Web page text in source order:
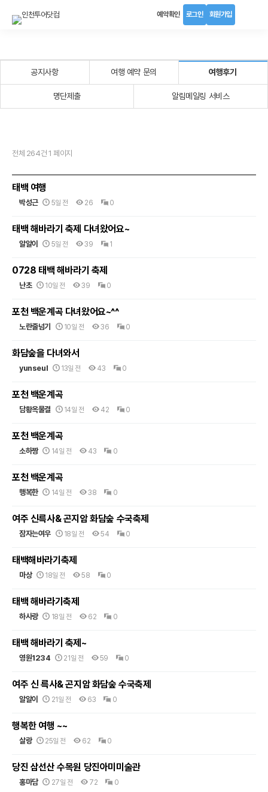
예약확인 로그인 회원가입
공지사항 여행 예약 문의 여행후기
명단제출 알림메일링 서비스
전체 264건 1 페이지
태백 여행
박성근 5일 전 26 0
태백 해바라기 축제 다녀왔어요~
알알이 5일 전 39 1
0728 태백 해바라기 축제
난초 10일 전 39 0
포천 백운계곡 다녀왔어요~^^
노란줄넘기 10일 전 36 0
화담숲을 다녀와서
yunseul 13일 전 43 0
포천 백운계곡
담황옥물결 14일 전 42 0
포천 백운계곡
소하짱 14일 전 43 0
포천 백운계곡
행복한 14일 전 38 0
여주 신륵사& 곤지암 화담숲 수국축제
잠자는여우 18일 전 54 0
태백해바라기축제
마상 18일 전 58 0
태백 해바라기축제
하사랑 18일 전 62 0
태백 해바라기 축제~
영원1234 21일 전 59 0
여주 신 륵사& 곤지암 화담숲 수국축제
알알이 21일 전 63 0
행복한 여행 ~~
살랑 25일 전 62 0
당진 삼선산 수목원 당진아미미술관
홍마담 27일 전 72 0